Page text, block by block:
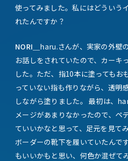
使ってみました。私にはどういう
れたんですか？
NORI＿ haru.さんが、実家の外壁
お話しをされていたので、カーキ
した。ただ、指10本に塗ってもお
っていない指も作りながら、透明
しながら塗りました。 最初は、
メージがあまりなかったので、ペ
ていいかなと思って、足元を見て
ボーダーの靴下を履いていたんで
もいいかもと思い、何色か混ぜて